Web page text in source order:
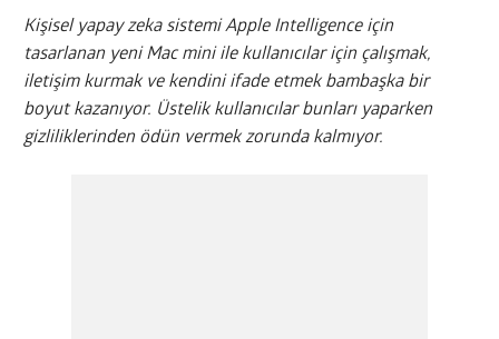
Kişisel yapay zeka sistemi Apple Intelligence için
tasarlanan yeni Mac mini ile kullanıcılar için çalışmak,
iletişim kurmak ve kendini ifade etmek bambaşka bir
boyut kazanıyor. Üstelik kullanıcılar bunları yaparken
gizliliklerinden ödün vermek zorunda kalmıyor.